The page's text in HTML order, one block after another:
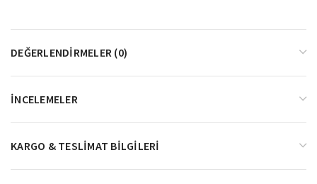
DEĞERLENDIRMELER (0)
İNCELEMELER
KARGO & TESLIMAT BILGILERI